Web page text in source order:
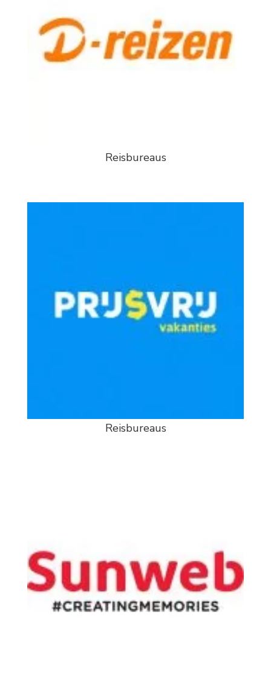
Reisbureaus
Reisbureaus